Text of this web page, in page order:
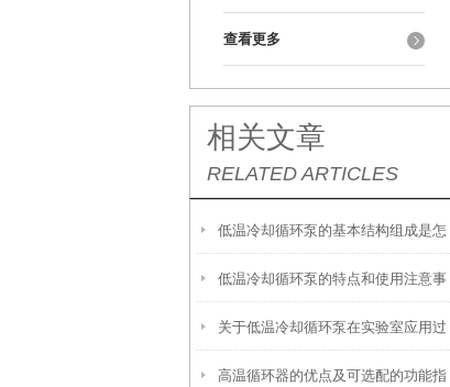
查看更多
相关文章
RELATED ARTICLES
低温冷却循环泵的基本结构组成是怎
样的？
低温冷却循环泵的特点和使用注意事
项
关于低温冷却循环泵在实验室应用过
程中的几个要点
高温循环器的优点及可选配的功能指